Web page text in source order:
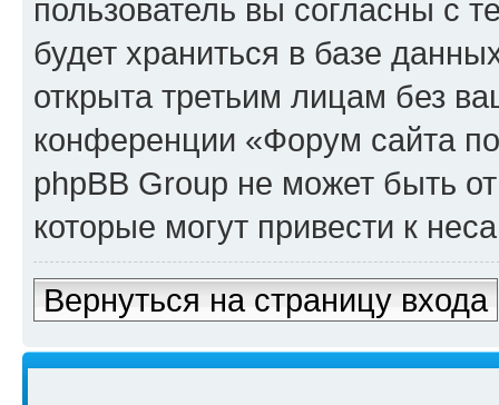
пользователь вы согласны с
будет храниться в базе
открыта третьим лицам без
конференции «Форум сайта
phpBB Group не может быть
которые могут привести к
Вернуться на страницу входа